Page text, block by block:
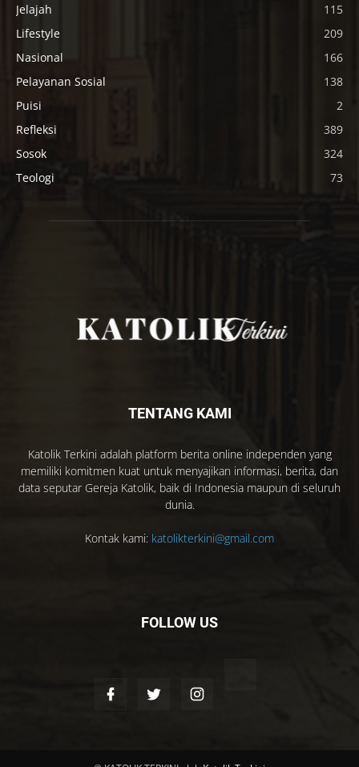
Jelajah
115
Lifestyle
209
Nasional
166
Pelayanan Sosial
138
Puisi
2
Refleksi
389
Sosok
324
Teologi
73
TENTANG KAMI
Katolik Terkini adalah platform berita online independen yang
memiliki komitmen kuat untuk menyajikan informasi, berita, dan
data seputar Gereja Katolik, baik di Indonesia maupun di seluruh
dunia.
Kontak kami: katolikterkini@gmail.com
FOLLOW US